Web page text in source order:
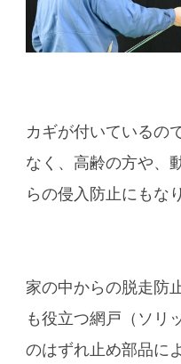
カギが付いているの
なく、高齢の方や、
らの侵入防止にもな
家の中からの脱走防
も役立つ網戸（ソリ
のはずれ止め部品に